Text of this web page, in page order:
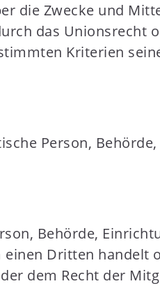
die Zwecke und
das Unionsrecht
Kriterien
Person,
Behörde,
Dritten
dem Recht der